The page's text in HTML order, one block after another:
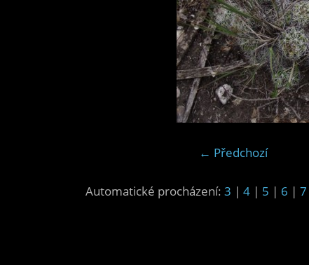
← Předchozí
Automatické procházení: 3 | 4 | 5 | 6 | 7